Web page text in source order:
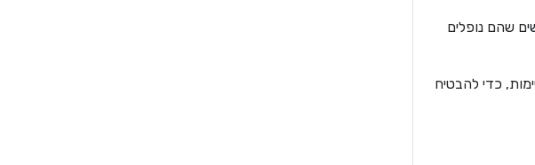
שהם נופלים
הקיימות, כדי להבטיח